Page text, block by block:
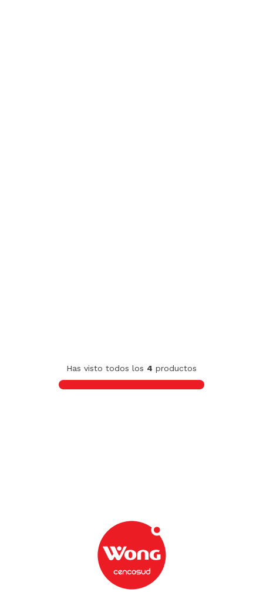
Has visto todos los 4 productos